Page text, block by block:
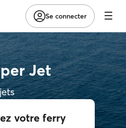
Se connecter
Jet
votre ferry